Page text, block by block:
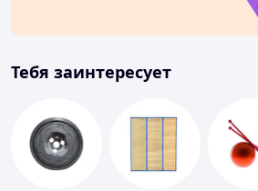
Тебя заинтересует